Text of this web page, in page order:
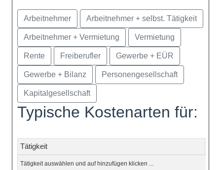
Typische Kostenarten für:
Tätigkeit
Tätigkeit auswählen und auf hinzufügen klicken ...